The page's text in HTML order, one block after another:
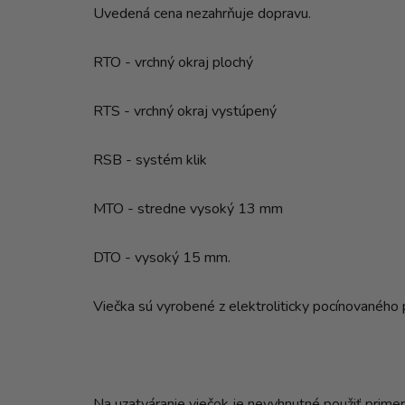
Uvedená cena nezahrňuje dopravu.
RTO - vrchný okraj plochý
RTS - vrchný okraj vystúpený
RSB - systém klik
MTO - stredne vysoký 13 mm
DTO - vysoký 15 mm.
Viečka sú vyrobené z elektroliticky pocínovaného